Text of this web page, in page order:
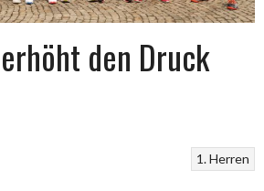
den Druck
1. Herren